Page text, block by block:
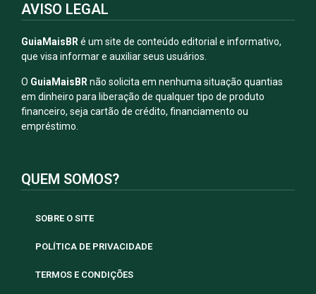
AVISO LEGAL
GuiaMaisBRé um site de conteúdo editorial e informativo,
que visa informar e auxiliar seus usuários.
O GuiaMaisBR não solicita em nenhuma situação quantias
em dinheiro para liberação de qualquer tipo de produto
financeiro, seja cartão de crédito, financiamento ou
empréstimo.
QUEM SOMOS?
SOBRE O SITE
POLÍTICA DE PRIVACIDADE
TERMOS E CONDIÇÕES